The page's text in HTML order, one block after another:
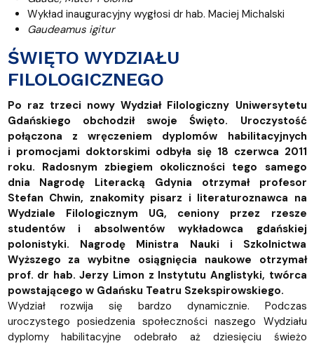
Wykład inauguracyjny wygłosi dr hab. Maciej Michalski
Gaudeamus igitur
ŚWIĘTO WYDZIAŁU
FILOLOGICZNEGO
Po raz trzeci nowy Wydział Filologiczny Uniwersytetu
Gdańskiego obchodził swoje Święto. Uroczystość
połączona z wręczeniem dyplomów habilitacyjnych
i promocjami doktorskimi odbyła się 18 czerwca 2011
roku. Radosnym zbiegiem okoliczności tego samego
dnia Nagrodę Literacką Gdynia otrzymał profesor
Stefan Chwin, znakomity pisarz i literaturoznawca na
Wydziale Filologicznym UG, ceniony przez rzesze
studentów i absolwentów wykładowca gdańskiej
polonistyki. Nagrodę Ministra Nauki i Szkolnictwa
Wyższego za wybitne osiągnięcia naukowe otrzymał
prof. dr hab. Jerzy Limon z Instytutu Anglistyki, twórca
powstającego w Gdańsku Teatru Szekspirowskiego.
Wydział rozwija się bardzo dynamicznie. Podczas
uroczystego posiedzenia społeczności naszego Wydziału
dyplomy habilitacyjne odebrało aż dziesięciu świeżo